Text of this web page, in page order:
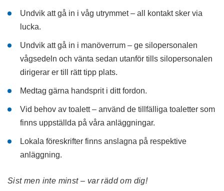
Undvik att gå in i våg utrymmet – all kontakt sker via
lucka.
Undvik att gå in i manöverrum – ge silopersonalen
vågsedeln och vänta sedan utanför tills silopersonalen
dirigerar er till rätt tipp plats.
Medtag gärna handsprit i ditt fordon.
Vid behov av toalett – använd de tillfälliga toaletter som
finns uppställda på våra anläggningar.
Lokala föreskrifter finns anslagna på respektive
anläggning.
Sist men inte minst – var rädd om dig!